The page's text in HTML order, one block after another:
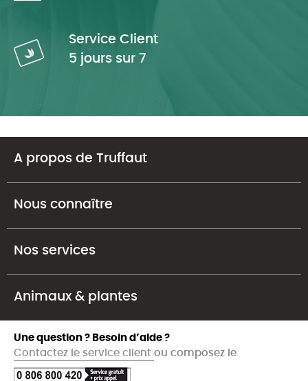
Service Client
5 jours sur 7
A propos de Truffaut
Nous connaître
Nos services
Animaux & plantes
Une question ? Besoin d’aide ?
Contactez le service client ou composez le